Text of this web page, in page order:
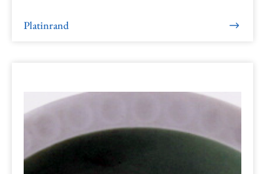
Platinrand